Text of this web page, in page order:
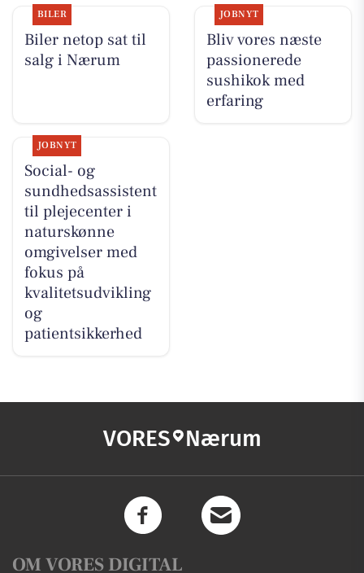
BILER
Biler netop sat til
salg i Nærum
JOBNYT
Bliv vores næste
passionerede
sushikok med
erfaring
JOBNYT
Social- og
sundhedsassistent
til plejecenter i
naturskønne
omgivelser med
fokus på
kvalitetsudvikling
og
patientsikkerhed
VORES Nærum
OM VORES DIGITAL